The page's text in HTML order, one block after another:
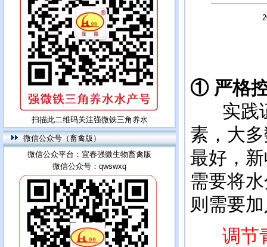
扫描此二维码关注强微铁三角养水
微信公众号（畜禽版）
微信公众平台：宜春强微生物畜禽版
微信公众号：qwswxq
① 严格
实践
素，大
最好，
需要将
则需要
调节